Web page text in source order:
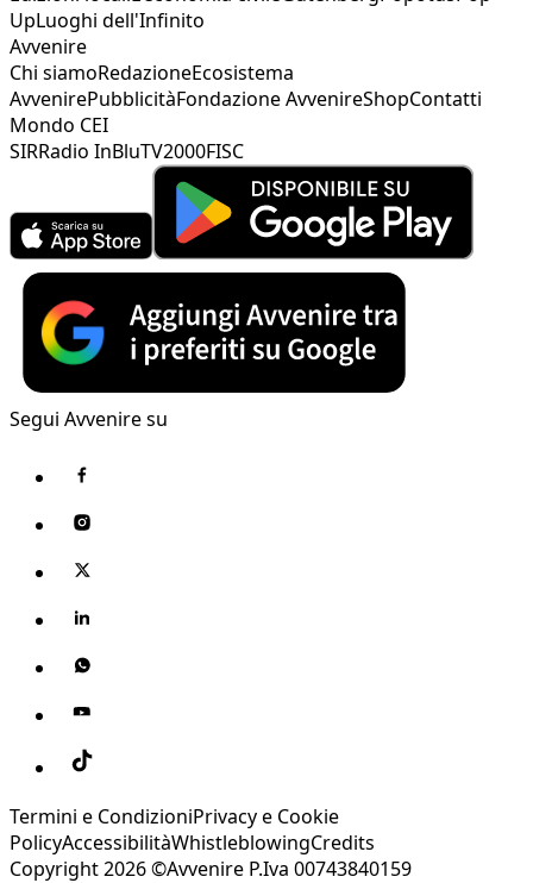
UpLuoghi dell'Infinito
Avvenire
Chi siamoRedazioneEcosistema
AvvenirePubblicitàFondazione AvvenireShopContatti
Mondo CEI
SIRRadio InBluTV2000FISC
Segui Avvenire su
Termini e CondizioniPrivacy e Cookie
PolicyAccessibilitàWhistleblowingCredits
Copyright 2026 ©Avvenire P.Iva 00743840159